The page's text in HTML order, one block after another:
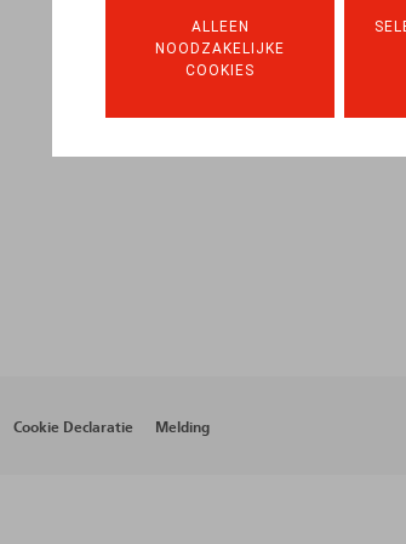
ALLEEN
NOODZAKELIJKE
COOKIES
Cookie Declaratie Melding